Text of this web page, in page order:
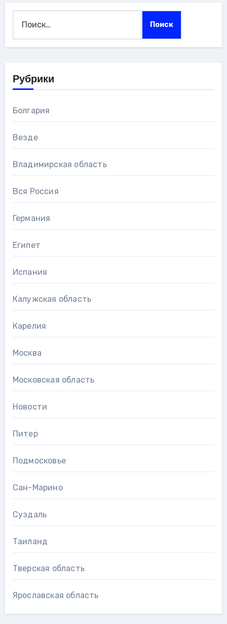
Рубрики
Болгария
Везде
Владимирская область
Вся Россия
Германия
Египет
Испания
Калужская область
Карелия
Москва
Московская область
Новости
Питер
Подмосковье
Сан-Марино
Суздаль
Таиланд
Тверская область
Ярославская область